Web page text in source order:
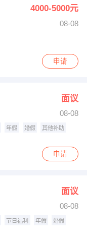
4000-5000元
08-08
申请
面议
08-08
年假 婚假 其他补助
申请
面议
08-08
节日福利 年假 婚假